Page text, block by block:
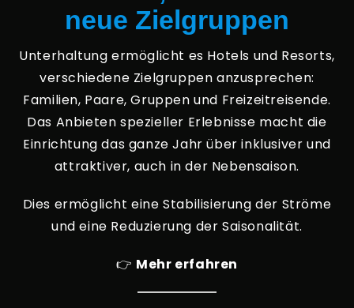
neue Zielgruppen
Unterhaltung ermöglicht es Hotels und Resorts,
verschiedene Zielgruppen anzusprechen:
Familien, Paare, Gruppen und Freizeitreisende.
Das Anbieten spezieller Erlebnisse macht die
Einrichtung das ganze Jahr über inklusiver und
attraktiver, auch in der Nebensaison.
Dies ermöglicht eine Stabilisierung der Ströme
und eine Reduzierung der Saisonalität.
👉 Mehr erfahren